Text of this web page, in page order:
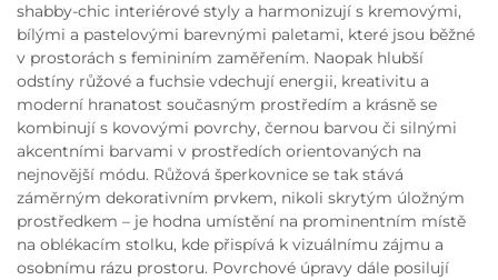
shabby-chic interiérové styly a harmonizují s kremovými,
bílými a pastelovými barevnými paletami, které jsou běžné
v prostorách s femininím zaměřením. Naopak hlubší
odstíny růžové a fuchsie vdechují energii, kreativitu a
moderní hranatost současným prostředím a krásně se
kombinují s kovovými povrchy, černou barvou či silnými
akcentními barvami v prostředích orientovaných na
nejnovější módu. Růžová šperkovnice se tak stává
záměrným dekorativním prvkem, nikoli skrytým úložným
prostředkem – je hodna umístění na prominentním místě
na oblékacím stolku, kde přispívá k vizuálnímu zájmu a
osobnímu rázu prostoru. Povrchové úpravy dále posilují